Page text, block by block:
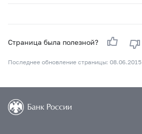
Страница была полезной?
Последнее обновление страницы: 08.06.2015